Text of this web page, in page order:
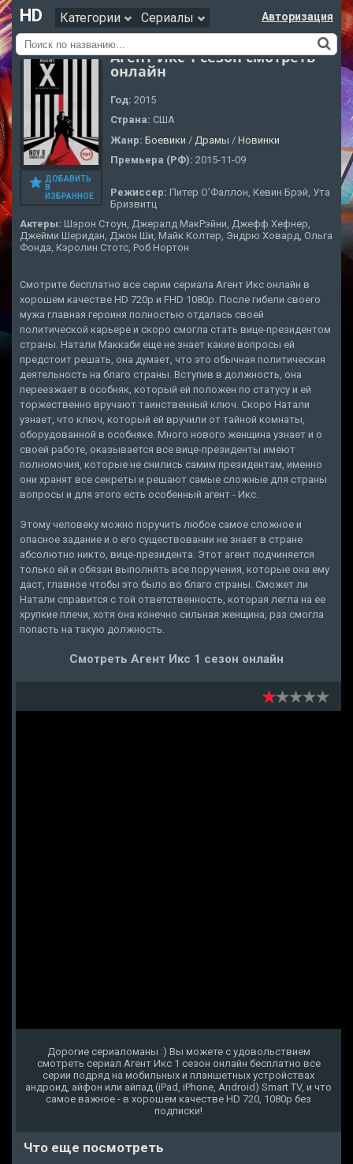
HD Категории Сериалы Авторизация
ДОБАВИТЬ
В
ИЗБРАННОЕ
Агент Икс 1 сезон смотреть
онлайн
Год: 2015
Страна: США
Жанр: Боевики / Драмы / Новинки
Премьера (РФ): 2015-11-09
Режиссер: Питер О’Фаллон, Кевин Брэй, Ута
Бризвитц
Актеры: Шэрон Стоун, Джералд МакРэйни, Джефф Хефнер,
Джейми Шеридан, Джон Ши, Майк Колтер, Эндрю Ховард, Ольга
Фонда, Кэролин Стотс, Роб Нортон
Смотрите бесплатно все серии сериала Агент Икс онлайн в
хорошем качестве HD 720p и FHD 1080p. После гибели своего
мужа главная героиня полностью отдалась своей
политической карьере и скоро смогла стать вице-президентом
страны. Натали Маккаби еще не знает какие вопросы ей
предстоит решать, она думает, что это обычная политическая
деятельность на благо страны. Вступив в должность, она
переезжает в особняк, который ей положен по статусу и ей
торжественно вручают таинственный ключ. Скоро Натали
узнает, что ключ, который ей вручили от тайной комнаты,
оборудованной в особняке. Много нового женщина узнает и о
своей работе, оказывается все вице-президенты имеют
полномочия, которые не снились самим президентам, именно
они хранят все секреты и решают самые сложные для страны
вопросы и для этого есть особенный агент - Икс.
Этому человеку можно поручить любое самое сложное и
опасное задание и о его существовании не знает в стране
абсолютно никто, вице-президента. Этот агент подчиняется
только ей и обязан выполнять все поручения, которые она ему
даст, главное чтобы это было во благо страны. Сможет ли
Натали справится с той ответственность, которая легла на ее
хрупкие плечи, хотя она конечно сильная женщина, раз смогла
попасть на такую должность.
Смотреть Агент Икс 1 сезон онлайн
Дорогие сериаломаны :) Вы можете с удовольствием
смотреть сериал Агент Икс 1 сезон онлайн бесплатно все
серии подряд на мобильных и планшетных устройствах
андроид, айфон или айпад (iPad, iPhone, Android) Smart TV, и что
самое важное - в хорошем качестве HD 720, 1080p без
подписки!
Что еще посмотреть